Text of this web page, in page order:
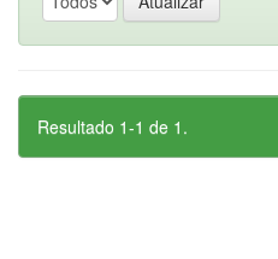
Resultado 1-1 de 1.